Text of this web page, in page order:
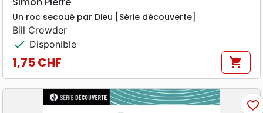
Un roc secoué par Dieu [Série découverte]
Bill Crowder
check Disponible
Prix
1,75 CHF shopping_cart
favorite_border